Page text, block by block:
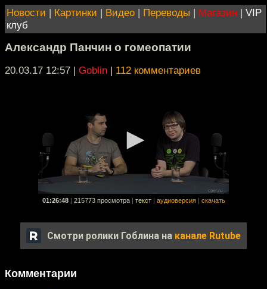
Новости | Картинки | Видео | Переводы | Магазин | VIP
клуб
Александр Панчин о гомеопатии
20.03.17 12:57 | Goblin | 112 комментариев
01:26:48 215773 просмотра текст аудиоверсия скачать
Смотри ролики Гоблина на канале Rutube
Комментарии